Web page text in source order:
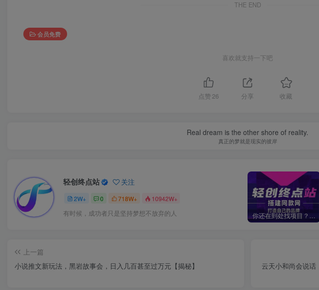
THE END
会员免费
喜欢就支持一下吧
点赞 26 分享 收藏
Real dream is the other shore of reality.
真正的梦就是现实的彼岸
轻创终点站 关注
2W+ 0 718W+ 10942W+
有时候，成功者只是坚持梦想不放弃的人 你还在到处找项目？还在当韭菜？我靠卖项目一个月收入5万+，曾经我也是个失败者。
上一篇
小说推文新玩法，黑岩故事会，日入几百甚至过万元【揭秘】
云天小和尚会说